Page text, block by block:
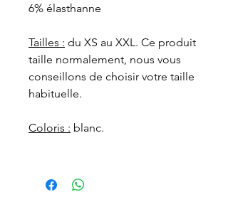
6% élasthanne
Tailles : du XS au XXL. Ce produit
taille normalement, nous vous
conseillons de choisir votre taille
habituelle.
Coloris : blanc.